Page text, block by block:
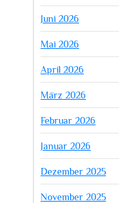
Juni 2026
Mai 2026
April 2026
März 2026
Februar 2026
Januar 2026
Dezember 2025
November 2025